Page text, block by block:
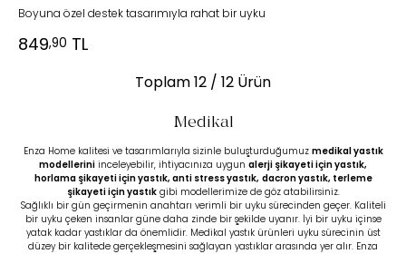
Boyuna özel destek tasarımıyla rahat bir uyku
849,90 TL
Toplam12 / 12 Ürün
Medikal
Enza Home kalitesi ve tasarımlarıyla sizinle buluşturduğumuz medikal yastık
modellerini inceleyebilir, ihtiyacınıza uygun alerji şikayeti için yastık,
horlama şikayeti için yastık, anti stress yastık, dacron yastık, terleme
şikayeti için yastıkgibi modellerimize de göz atabilirsiniz.
Sağlıklı bir gün geçirmenin anahtarı verimli bir uyku sürecinden geçer. Kaliteli
bir uyku çeken insanlar güne daha zinde bir şekilde uyanır. İyi bir uyku içinse
yatak kadar yastıklar da önemlidir. Medikal yastık ürünleri uyku sürecinin üst
düzey bir kalitede gerçekleşmesini sağlayan yastıklar arasında yer alır. Enza